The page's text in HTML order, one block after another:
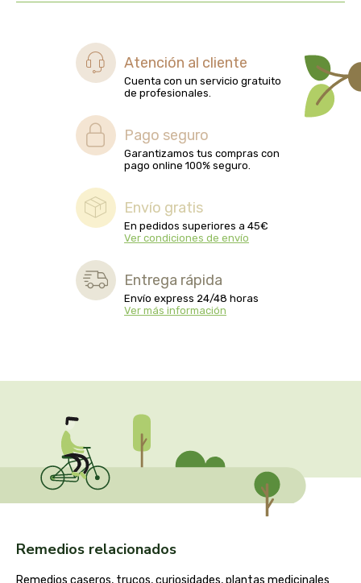
Atención al cliente
Cuenta con un servicio gratuito
de profesionales.
Pago seguro
Garantizamos tus compras con
pago online 100% seguro.
Envío gratis
En pedidos superiores a 45€
Ver condiciones de envío
Entrega rápida
Envío express 24/48 horas
Ver más información
Remedios relacionados
Remedios caseros, trucos, curiosidades, plantas medicinales
cal valls
camaleon
captain kombucha
carrau y cia- sara
casa ibañez
cfn
cien por cien natural
como una reina
cooperativa del campo virgen de la esperanza